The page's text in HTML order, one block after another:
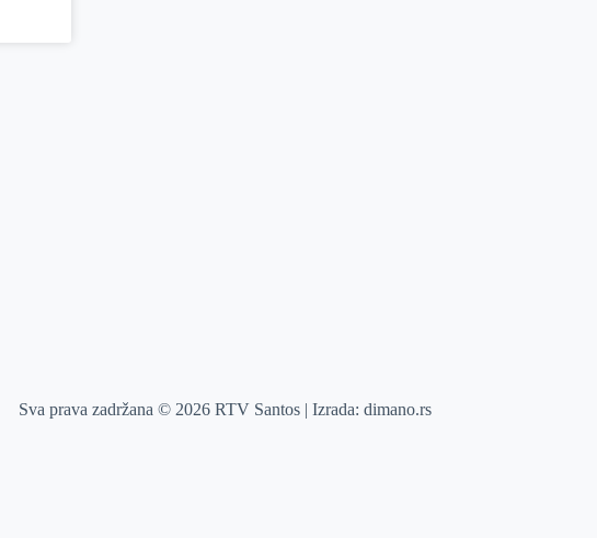
Sva prava zadržana © 2026 RTV Santos | Izrada:dimano.rs